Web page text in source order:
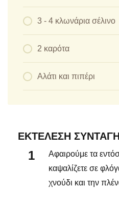
3 - 4 κλωνάρια σέλινο
2 καρότα
Αλάτι και πιπέρι
ΕΚΤΈΛΕΣΗ
Αφαιρούμε τα
καψαλίζετε σε
χνούδι και την